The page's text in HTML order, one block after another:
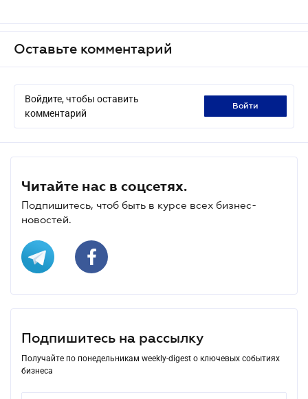
Оставьте комментарий
Войдите, чтобы оставить
комментарий
войти
Читайте нас в соцсетях.
Подпишитесь, чтоб быть в курсе всех бизнес-
новостей.
Подпишитесь на рассылку
Получайте по понедельникам weekly-digest о ключевых событиях
бизнеса